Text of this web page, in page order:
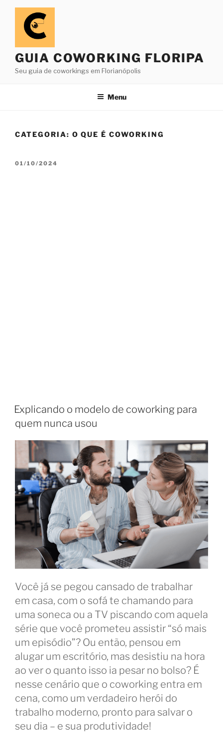
Pular
conteúdo
GUIA COWORKING FLORIPA
Seu guia de coworkings em Florianópolis
Menu
CATEGORIA: O QUE É COWORKING
PUBLICADO
01/10/2024
Explicando o modelo de coworking para
quem nunca usou
Você já se pegou cansado de trabalhar
em casa, com o sofá te chamando para
uma soneca ou a TV piscando com aquela
série que você prometeu assistir “só mais
um episódio”? Ou então, pensou em
alugar um escritório, mas desistiu na hora
ao ver o quanto isso ia pesar no bolso? É
nesse cenário que o coworking entra em
cena, como um verdadeiro herói do
trabalho moderno, pronto para salvar o
seu dia – e sua produtividade!